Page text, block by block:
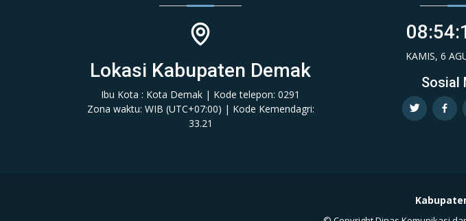
Lokasi Kabupaten Demak
Ibu Kota : Kota Demak | Kode telepon: 0291
Zona waktu: WIB (‎UTC+07:00‎)‎ | Kode Kemendagri:
33.21
KAMIS, 6
Sosial